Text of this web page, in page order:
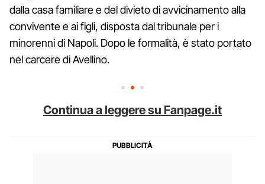
dalla casa familiare e del divieto di avvicinamento alla
convivente e ai figli, disposta dal tribunale per i
minorenni di Napoli. Dopo le formalità, è stato portato
nel carcere di Avellino.
Continua a leggere su Fanpage.it